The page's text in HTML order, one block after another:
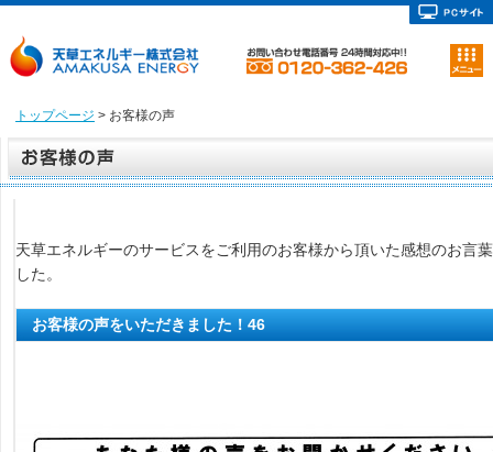
トップページ > お客様の声
天草エネルギーのサービスをご利用のお客様から頂いた感想のお言
した。
お客様の声をいただきました！46